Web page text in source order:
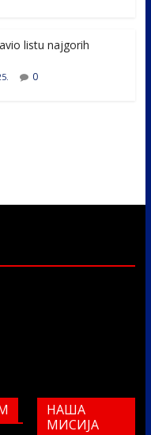
listu najgorih
0
НАША
МИСИЈА